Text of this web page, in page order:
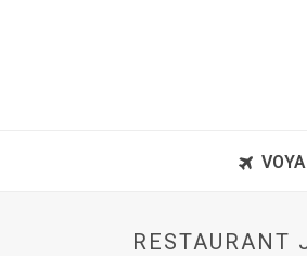
RESTAURANT